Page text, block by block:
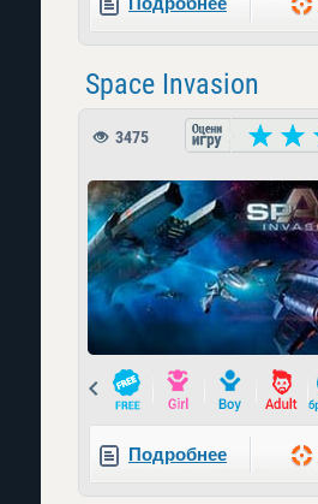
Space Invasion
3475
Prev
Подробнее